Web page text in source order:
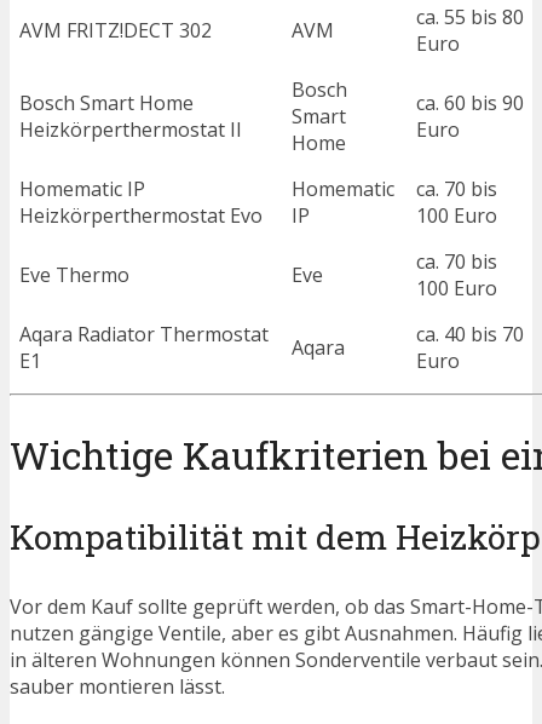
AVM FRITZ!DECT 302 AVM
ca. 55 bis 80
Euro
Bosch Smart Home
Heizkörperthermostat II
Bosch
Smart
Home
ca. 60 bis 90
Euro
Homematic IP
Heizkörperthermostat Evo
Homematic
IP
ca. 70 bis
100 Euro
Eve Thermo Eve
ca. 70 bis
100 Euro
Aqara Radiator Thermostat
E1
Aqara
ca. 40 bis 70
Euro
Wichtige Kaufkriterien bei
Kompatibilität mit dem
Vor dem Kauf sollte geprüft werden, ob das Smart-
nutzen gängige Ventile, aber es gibt Ausnahmen. Häufig
in älteren Wohnungen können Sonderventile verbaut
sauber montieren lässt.